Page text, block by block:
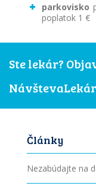
parkovisko
poplatok 1 €
Ste lekár?
Články
Nezabúdajte na